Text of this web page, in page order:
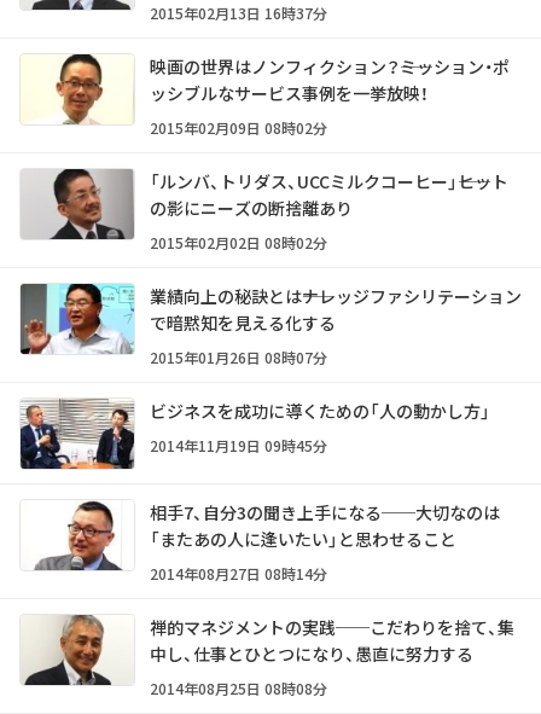
2015年02月13日 16時37分
映画の世界はノンフィクション？――ミッション・ポ
ッシブルなサービス事例を一挙放映！
2015年02月09日 08時02分
「ルンバ、トリダス、UCCミルクコーヒー」――ヒット
の影にニーズの断捨離あり
2015年02月02日 08時02分
業績向上の秘訣とは――ナレッジファシリテーション
で暗黙知を見える化する
2015年01月26日 08時07分
ビジネスを成功に導くための「人の動かし方」
2014年11月19日 09時45分
相手7、自分3の聞き上手になる──大切なのは
「またあの人に逢いたい」と思わせること
2014年08月27日 08時14分
禅的マネジメントの実践──こだわりを捨て、集
中し、仕事とひとつになり、愚直に努力する
2014年08月25日 08時08分